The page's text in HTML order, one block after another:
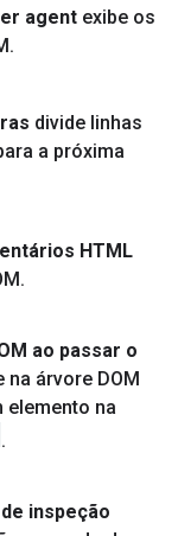
agent exibe os
.
divide linhas
a próxima
HTML
.
ao passar o
árvore DOM
elemento na
.
inspeção